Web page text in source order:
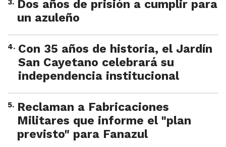
3. Dos años de prisión a cumplir para
un azuleño
4. Con 35 años de historia, el Jardín
San Cayetano celebrará su
independencia institucional
5. Reclaman a Fabricaciones
Militares que informe el "plan
previsto" para Fanazul